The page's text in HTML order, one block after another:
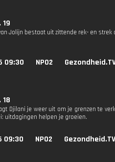
Jolijn bestaat uit zittende rek- en
09:30 NPO2
Djilani je weer uit om je grenzen te
uitdagingen helpen je groeien.
09:30 NPO2 Gezondheid.TV